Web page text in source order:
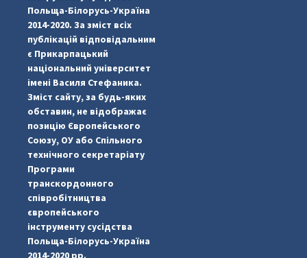
#PipIvanToday
Польща-Білорусь-Україна
2014-2020. За зміст всіх
публікацій відповідальним
є Прикарпацький
національний університет
імені Василя Стефаника.
Зміст сайту, за будь-яких
обставин, не відображає
позицію Європейського
Союзу, ОУ або Спільного
технічного секретаріату
Програми
транскордонного
співробітництва
європейського
інструменту сусідства
Польща-Білорусь-Україна
2014-2020 рр.